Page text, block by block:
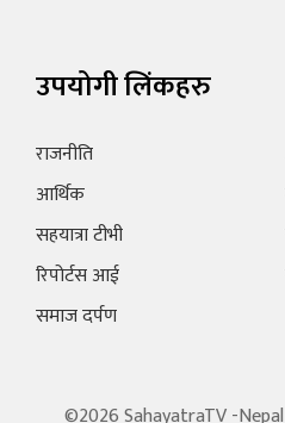
उपयोगी लिंकहरु
राजनीति
आर्थिक
सहयात्रा टीभी
रिपोर्टस आई
समाज दर्पण
©2026 SahayatraTV -